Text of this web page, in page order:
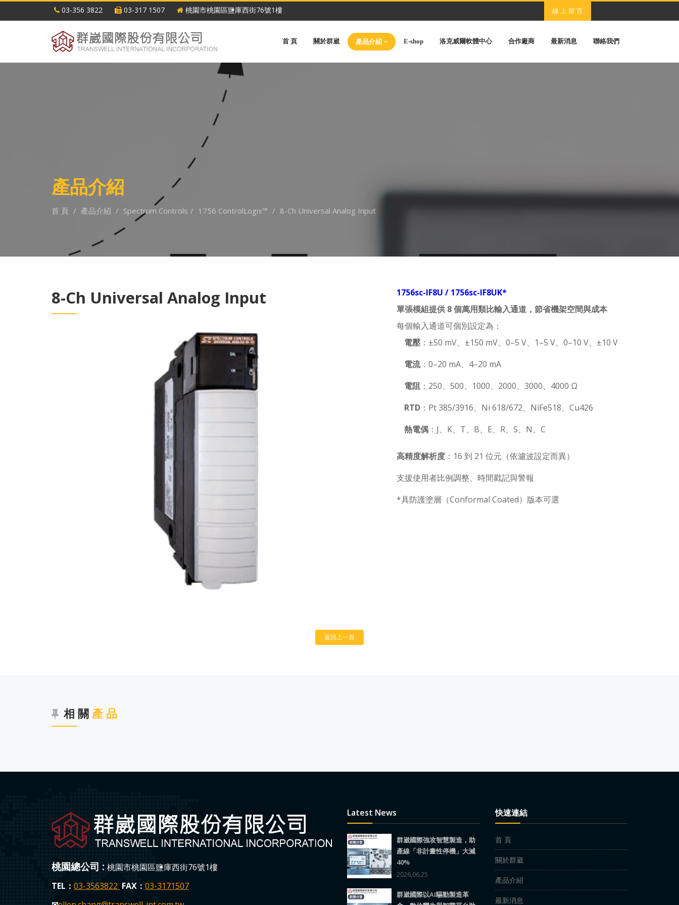
03-356 3822 03-317 1507 桃園市桃園區鹽庫西街76號1樓 線 上 留 言
首 頁 關於群崴 產品介紹 E-shop 洛克威爾軟體中心 合作廠商 最新消息 聯絡我們
產品介紹
首 頁 產品介紹 Spectrum Controls 1756 ControlLogix™ 8-Ch Universal Analog Input
8-Ch Universal Analog Input
1756sc-IF8U / 1756sc-IF8UK*
單張模組提供 8 個萬用類比輸入通道，節省機架空間與成本
每個輸入通道可個別設定為：
電壓：±50 mV、±150 mV、0–5 V、1–5 V、0–10 V、±10 V
電流：0–20 mA、4–20 mA
電阻：250、500、1000、2000、3000、4000 Ω
RTD：Pt 385/3916、Ni 618/672、NiFe518、Cu426
熱電偶：J、K、T、B、E、R、S、N、C
高精度解析度：16 到 21 位元（依濾波設定而異）
支援使用者比例調整、時間戳記與警報
*具防護塗層（Conformal Coated）版本可選
返回上一頁
相 關 產 品
桃園總公司 : 桃園市桃園區鹽庫西街76號1樓
TEL： 03-3563822 FAX： 03-3171507
Latest News
群崴國際強攻智慧製造，助
產線「非計畫性停機」大減
40%
2026,06,25
群崴國際以AI驅動製造革
快速連結
首 頁
關於群崴
產品介紹
最新消息